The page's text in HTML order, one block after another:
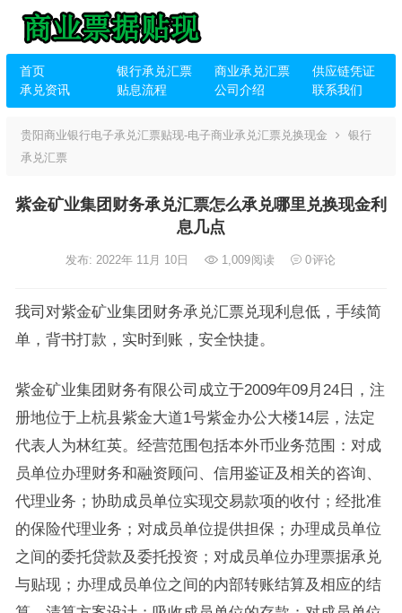
首页 银行承兑汇票 商业承兑汇票
供应链凭证
承兑资讯
贴息流程 公司介绍 联系我们
贵阳商业银行电子承兑汇票贴现-电子商业承兑汇票兑换现金
银行
承兑汇票
紫金矿业集团财务承兑汇票怎么承兑哪里兑换现金利
息几点
发布: 2022年 11月 10日 1,009阅读 0评论
我司对紫金矿业集团财务承兑汇票兑现利息低，手续简
单，背书打款，实时到账，安全快捷。
紫金矿业集团财务有限公司成立于2009年09月24日，注
册地位于上杭县紫金大道1号紫金办公大楼14层，法定
代表人为林红英。经营范围包括本外币业务范围：对成
员单位办理财务和融资顾问、信用鉴证及相关的咨询、
代理业务；协助成员单位实现交易款项的收付；经批准
的保险代理业务；对成员单位提供担保；办理成员单位
之间的委托贷款及委托投资；对成员单位办理票据承兑
与贴现；办理成员单位之间的内部转账结算及相应的结